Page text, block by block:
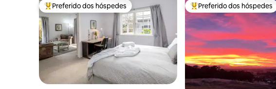
Entre os melhores preferidos dos hóspedes
Preferido dos hóspedes Entre os melhores
Preferido dos hóspedes